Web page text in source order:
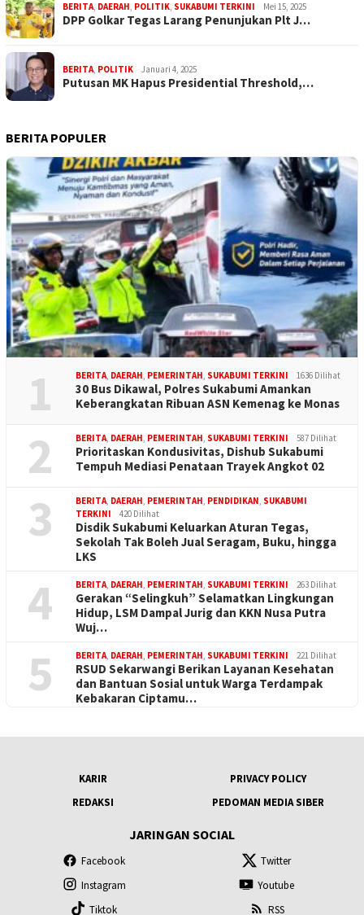
BERITA, DAERAH, POLITIK, SUKABUMI TERKINI Mei 15, 2025
DPP Golkar Tegas Larang Penunjukan Plt J…
BERITA, POLITIK Januari 4, 2025
Putusan MK Hapus Presidential Threshold,…
BERITA POPULER
1 BERITA, DAERAH, PEMERINTAH, SUKABUMI TERKINI 1636 Dilihat
30 Bus Dikawal, Polres Sukabumi Amankan
Keberangkatan Ribuan ASN Kemenag ke Monas
2 BERITA, DAERAH, PEMERINTAH, SUKABUMI TERKINI 587 Dilihat
Prioritaskan Kondusivitas, Dishub Sukabumi
Tempuh Mediasi Penataan Trayek Angkot 02
3 BERITA, DAERAH, PEMERINTAH, PENDIDIKAN, SUKABUMI
TERKINI
420 Dilihat
Disdik Sukabumi Keluarkan Aturan Tegas,
Sekolah Tak Boleh Jual Seragam, Buku, hingga
LKS
4 BERITA, DAERAH, PEMERINTAH, SUKABUMI TERKINI 263 Dilihat
Gerakan “Selingkuh” Selamatkan Lingkungan
Hidup, LSM Dampal Jurig dan KKN Nusa Putra
Wuj…
5 BERITA, DAERAH, PEMERINTAH, SUKABUMI TERKINI 221 Dilihat
RSUD Sekarwangi Berikan Layanan Kesehatan
dan Bantuan Sosial untuk Warga Terdampak
Kebakaran Ciptamu…
KARIR
PRIVACY POLICY
REDAKSI
PEDOMAN MEDIA SIBER
JARINGAN SOCIAL
Facebook
Twitter
Instagram
Youtube
Tiktok
RSS